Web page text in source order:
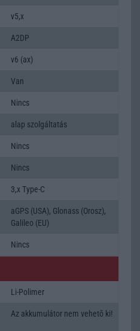
v5,x
A2DP
v6 (ax)
Van
Nincs
alap szolgáltatás
Nincs
Nincs
3,x Type-C
aGPS (USA), Glonass (Orosz),
Galileo (EU)
Nincs
Li-Polimer
Az akkumulátor nem vehetõ ki!